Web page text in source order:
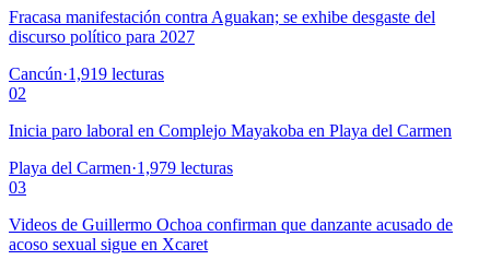
Fracasa manifestación contra Aguakan; se exhibe desgaste del
discurso político para 2027
Cancún·1,919 lecturas
02
Inicia paro laboral en Complejo Mayakoba en Playa del Carmen
Playa del Carmen·1,979 lecturas
03
Videos de Guillermo Ochoa confirman que danzante acusado de
acoso sexual sigue en Xcaret